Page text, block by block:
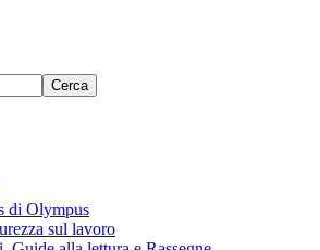
Cerca
di Olympus
sul lavoro